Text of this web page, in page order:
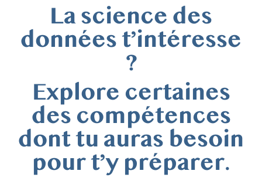
La science des
données t’intéresse
?
Explore certaines
des compétences
dont tu auras besoin
pour t’y préparer.